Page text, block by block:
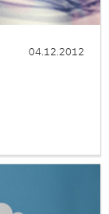
04.12.2012